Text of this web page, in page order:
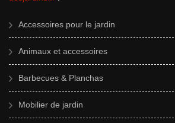
Accessoires pour le jardin
Animaux et accessoires
Barbecues & Planchas
Mobilier de jardin